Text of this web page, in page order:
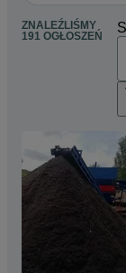
ZNALEŹLIŚMY
191 OGŁOSZEŃ